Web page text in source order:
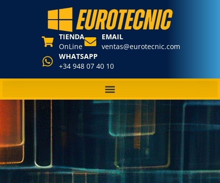
TIENDA
OnLine
EMAIL
ventas@eurotecnic.com
WHATSAPP
+34 948 07 40 10